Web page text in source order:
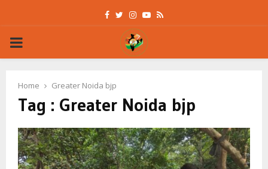
Facebook
Twitter
Instagram
Youtube
Rss
PRIMARY
Home Greater Noida bjp
Tag : Greater Noida bjp